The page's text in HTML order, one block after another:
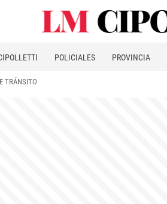
POLICIALES PROVINCIA
TRÁNSITO